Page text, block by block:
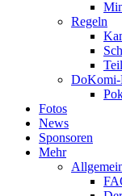
Regeln
Fotos
News
Sponsoren
Mehr